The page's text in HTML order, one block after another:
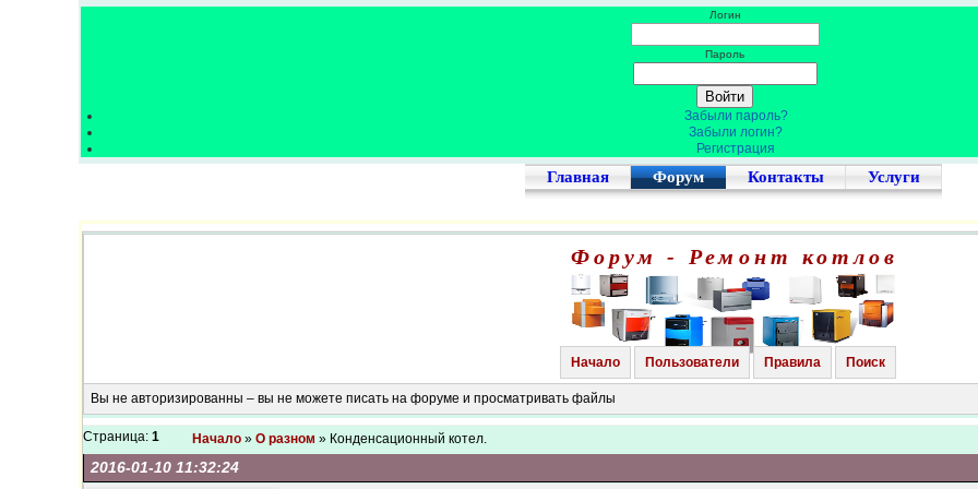
Логин
Пароль
Забыли пароль?
Забыли логин?
Регистрация
Главная Форум Контакты Услуги
Форум - Ремонт котлов
Начало Пользователи Правила Поиск
Вы не авторизированны – вы не можете писать на форуме и просматривать файлы
Страница: 1 Начало » О разном » Конденсационный котел.
2016-01-10 11:32:24